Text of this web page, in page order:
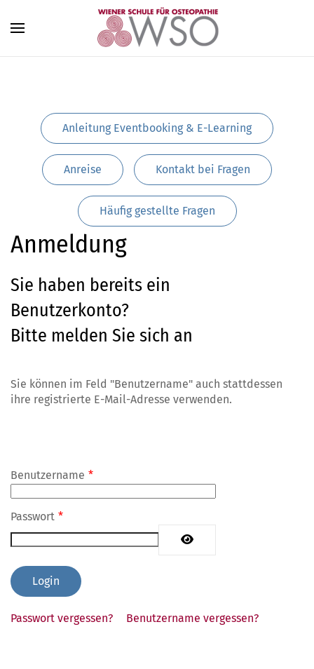
Zum Hauptinhalt springen
Anleitung Eventbooking & E-Learning
Anreise Kontakt bei Fragen
Häufig gestellte Fragen
Anmeldung
Sie haben bereits ein
Benutzerkonto?
Bitte melden Sie sich an
Sie können im Feld "Benutzername" auch stattdessen
ihre registrierte E-Mail-Adresse verwenden.
Benutzername *
Passwort *
Passwort vergessen? Benutzername vergessen?